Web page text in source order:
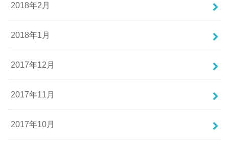
2018年2月
2018年1月
2017年12月
2017年11月
2017年10月